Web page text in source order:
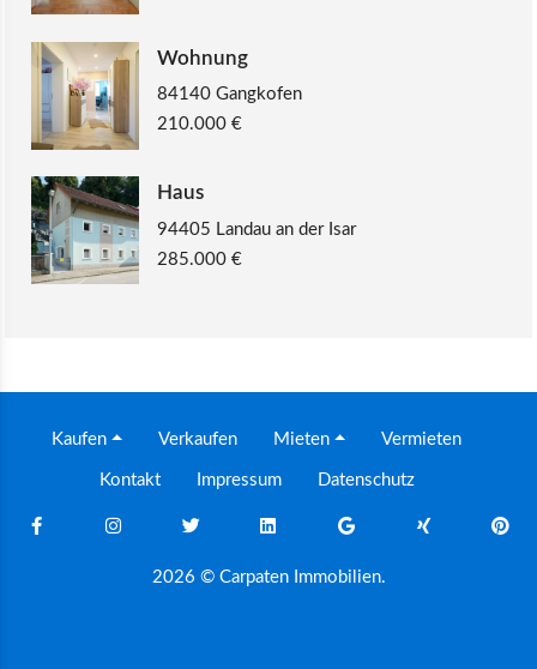
Wohnung
84140 Gangkofen
210.000 €
Haus
94405 Landau an der Isar
285.000 €
Kaufen Verkaufen Mieten Vermieten
Kontakt Impressum Datenschutz
2026 © Carpaten Immobilien.